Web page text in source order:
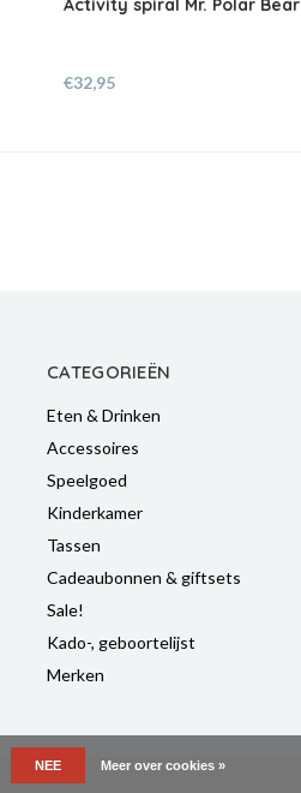
Activity spiral Mr. Polar Bear
€32,95
CATEGORIEËN
Eten & Drinken
Accessoires
Speelgoed
Kinderkamer
Tassen
Cadeaubonnen & giftsets
Sale!
Kado-, geboortelijst
Merken
NEE Meer over cookies »